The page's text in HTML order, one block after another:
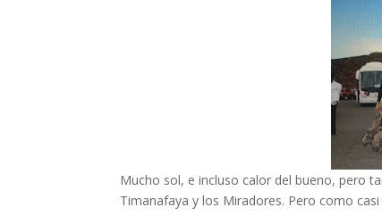
Mucho sol, e incluso calor del bueno, pero
Timanafaya y los Miradores. Pero como